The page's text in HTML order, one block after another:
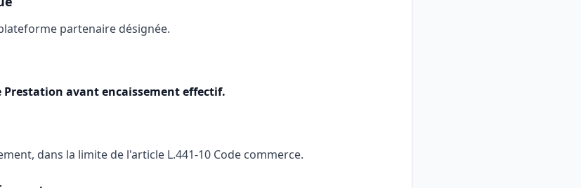
partenaire désignée.
Prestation avant encaissement effectif.
dans la limite de l'article L.441-10 Code commerce.